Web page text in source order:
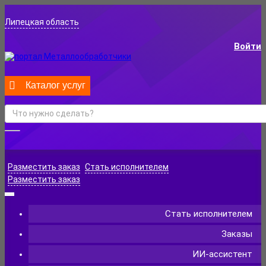
Липецкая область
Войти
Каталог услуг
Разместить заказ Стать исполнителем
Разместить заказ
Стать исполнителем
Заказы
ИИ-ассистент